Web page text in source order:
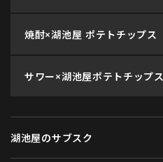
焼酎×湖池屋 ポテトチップス
サワー×湖池屋ポテトチップス
湖池屋のサブスク